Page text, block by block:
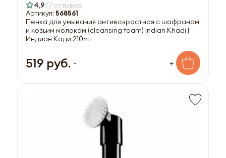
4,9 7 отзывов
Артикул: 568561
Пенка для умывания антивозрастная с шафраном
и козьим молоком (cleansing foam) Indian Khadi |
Индиан Кади 210мл
519 руб. - +